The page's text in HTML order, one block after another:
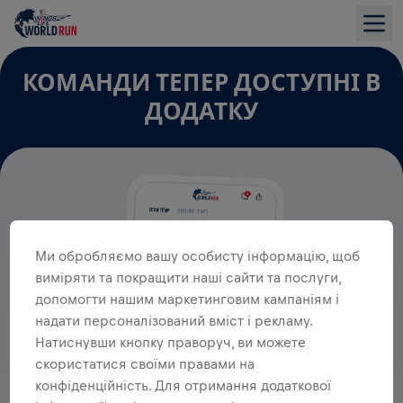
КОМАНДИ ТЕПЕР ДОСТУПНІ В
ДОДАТКУ
Ми обробляємо вашу особисту інформацію, щоб
виміряти та покращити наші сайти та послуги,
допомогти нашим маркетинговим кампаніям і
надати персоналізований вміст і рекламу.
Натиснувши кнопку праворуч, ви можете
скористатися своїми правами на
конфіденційність. Для отримання додаткової